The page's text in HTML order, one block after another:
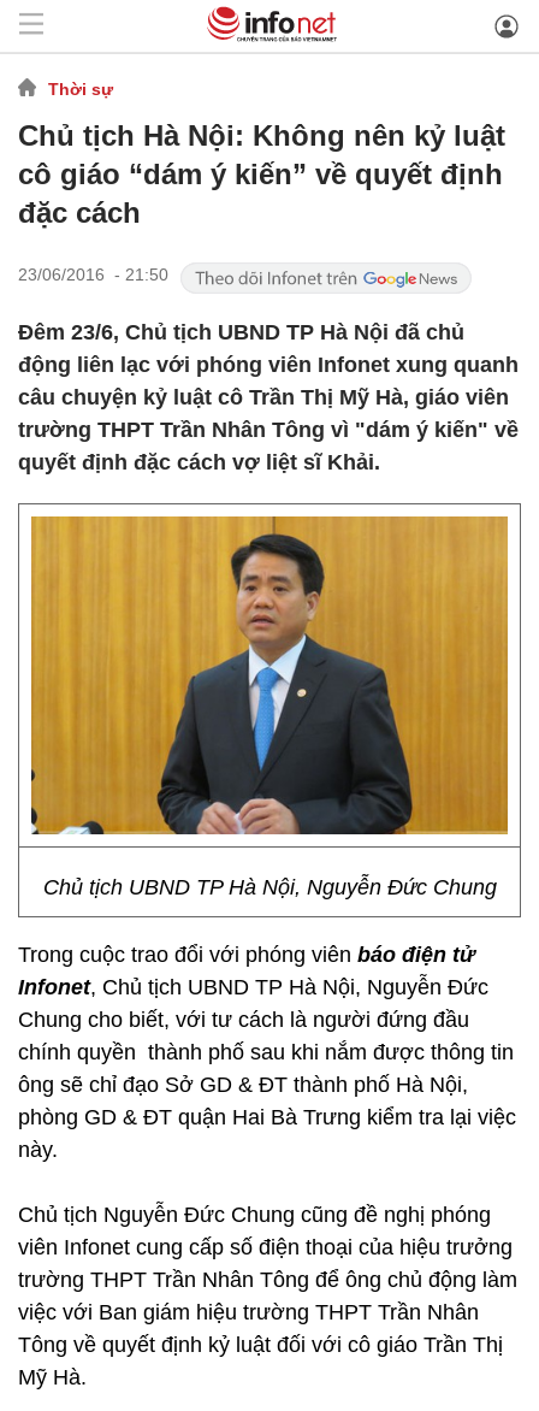
Thời sự
Chủ tịch Hà Nội: Không nên kỷ luật
cô giáo “dám ý kiến” về quyết định
đặc cách
23/06/2016 - 21:50
Đêm 23/6, Chủ tịch UBND TP Hà Nội đã chủ
động liên lạc với phóng viên Infonet xung quanh
câu chuyện kỷ luật cô Trần Thị Mỹ Hà, giáo viên
trường THPT Trần Nhân Tông vì "dám ý kiến" về
quyết định đặc cách vợ liệt sĩ Khải.
Chủ tịch UBND TP Hà Nội, Nguyễn Đức Chung
Trong cuộc trao đổi với phóng viên báo điện tử
Infonet, Chủ tịch UBND TP Hà Nội, Nguyễn Đức
Chung cho biết, với tư cách là người đứng đầu
chính quyền thành phố sau khi nắm được thông tin
ông sẽ chỉ đạo Sở GD & ĐT thành phố Hà Nội,
phòng GD & ĐT quận Hai Bà Trưng kiểm tra lại việc
này.
Chủ tịch Nguyễn Đức Chung cũng đề nghị phóng
viên Infonet cung cấp số điện thoại của hiệu trưởng
trường THPT Trần Nhân Tông để ông chủ động làm
việc với Ban giám hiệu trường THPT Trần Nhân
Tông về quyết định kỷ luật đối với cô giáo Trần Thị
Mỹ Hà.